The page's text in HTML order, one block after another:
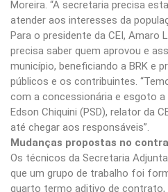
Moreira. “A secretaria precisa
atender aos interesses da
Para o presidente da CEI, Amaro
precisa saber quem aprovou e
município, beneficiando a BRK e
públicos e os contribuintes.
com a concessionária e esgoto a
Edson Chiquini (PSD), relator da
até chegar aos responsáveis”.
Mudanças propostas no
Os técnicos da Secretaria
que um grupo de trabalho foi
quarto termo aditivo de contrato,